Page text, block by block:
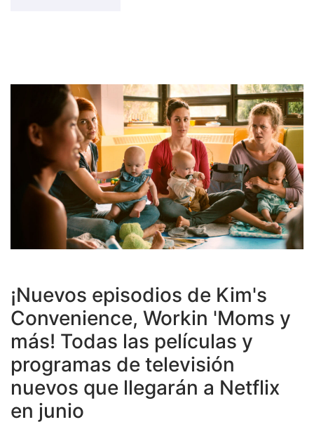
¡Nuevos episodios de Kim's
Convenience, Workin 'Moms y
más! Todas las películas y
programas de televisión
nuevos que llegarán a Netflix
en junio